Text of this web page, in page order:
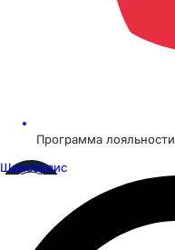
Программа лояльности
Шинсервис